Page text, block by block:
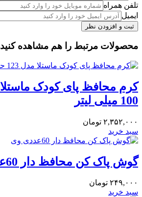
تلفن همراه
ایمیل
محصولات مرتبط را هم مشاهده کنید
100 میلی لیتر
۲,۳۵۲,۰۰۰ تومان
سبد خرید
گوش پاک کن محافظ دار 60عددی وی
۲۴۹,۰۰۰ تومان
سبد خرید